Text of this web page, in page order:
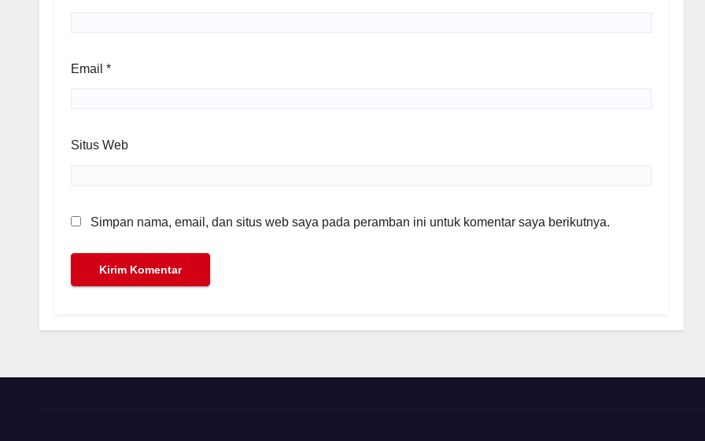
Email *
Situs Web
Simpan nama, email, dan situs web saya pada peramban ini untuk komentar saya berikutnya.